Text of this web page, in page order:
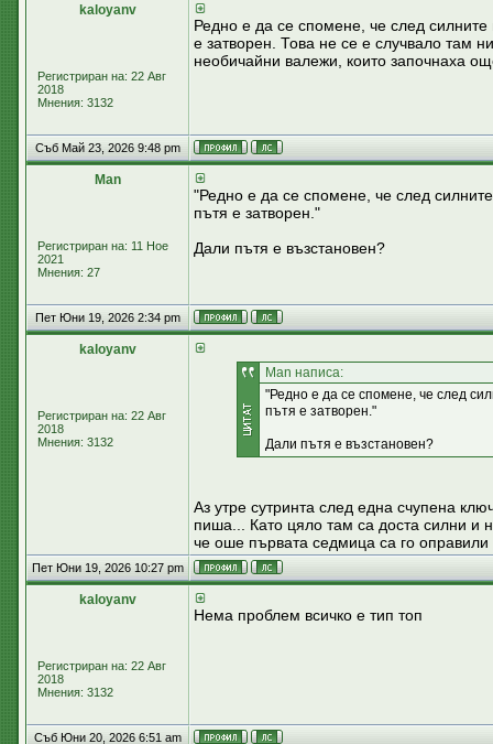
kaloyanv
Регистриран на: 22 Авг
2018
Мнения: 3132
Редно е да се спомене, че след
е затворен. Това не се е случвало там
необичайни валежи, които започнаха
Съб Май 23, 2026 9:48 pm
Man
Регистриран на: 11 Ное
2021
Мнения: 27
"Редно е да се спомене, че след
пътя е затворен."
Дали пътя е възстановен?
Пет Юни 19, 2026 2:34 pm
kaloyanv
Регистриран на: 22 Авг
2018
Мнения: 3132
Man написа:
"Редно е да се спомене, че след
пътя е затворен."
Дали пътя е възстановен?
Аз утре сутринта след една счупена
пиша... Като цяло там са доста силни и
че оше първата седмица са го
Пет Юни 19, 2026 10:27 pm
kaloyanv
Регистриран на: 22 Авг
2018
Мнения: 3132
Нема проблем всичко е тип топ
Съб Юни 20, 2026 6:51 am